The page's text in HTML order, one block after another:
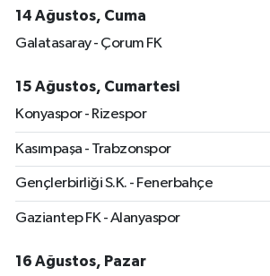
14 Ağustos, Cuma
Galatasaray - Çorum FK
15 Ağustos, Cumartesi
Konyaspor - Rizespor
Kasımpaşa - Trabzonspor
Gençlerbirliği S.K. - Fenerbahçe
Gaziantep FK - Alanyaspor
16 Ağustos, Pazar